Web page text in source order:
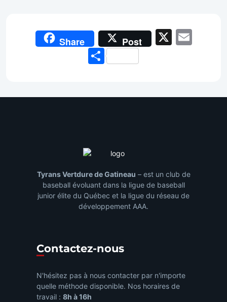
Share Post X
Share
Tyrans Vertdure de Gatineau – est un club de
baseball évoluant dans la ligue de baseball
junior élite du Québec et la ligue du réseau de
développement AAA.
Contactez-nous
N'hésitez pas à nous contacter par n'importe
quelle méthode disponible. Nos horaires de
travail : 8h à 16h